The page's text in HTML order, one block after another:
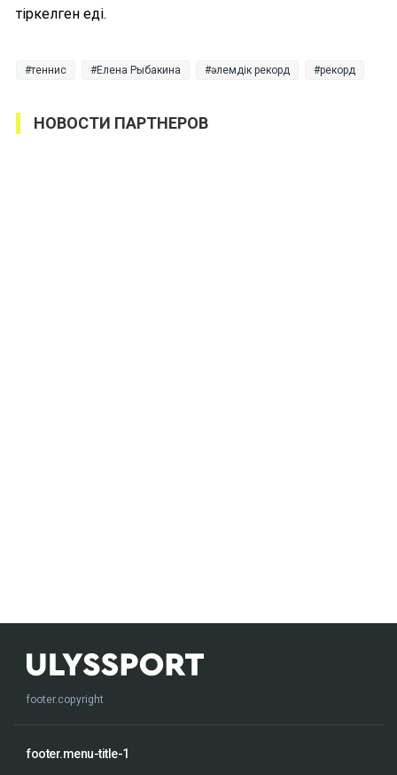
тіркелген еді.
теннис Елена Рыбакина әлемдік рекорд рекорд
НОВОСТИ ПАРТНЕРОВ
footer.copyright
footer.menu-title-1